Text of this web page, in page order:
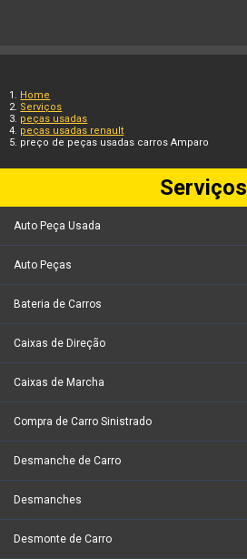
Home
Serviços
peças usadas
peças usadas renault
preço de peças usadas carros Amparo
Serviços
Auto Peça Usada
Auto Peças
Bateria de Carros
Caixas de Direção
Caixas de Marcha
Compra de Carro Sinistrado
Desmanche de Carro
Desmanches
Desmonte de Carro